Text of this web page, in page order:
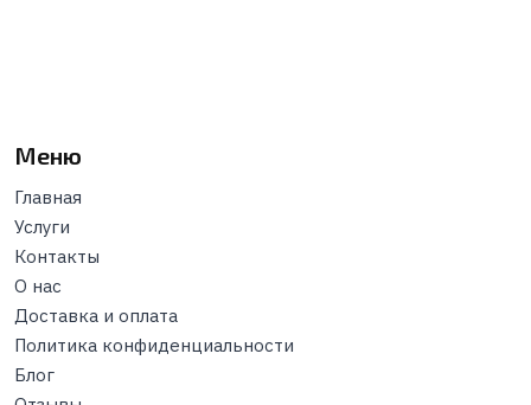
Меню
Главная
Услуги
Контакты
О нас
Доставка и оплата
Политика конфиденциальности
Блог